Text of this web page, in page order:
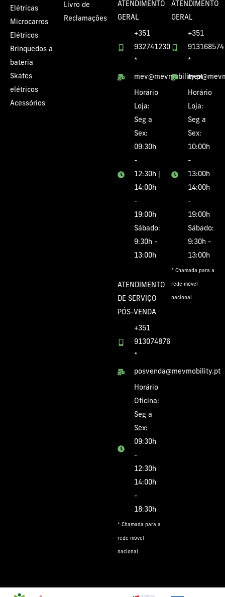
Elétricas
Microcarros
Elétricos
Brinquedos a
bateria
Skates
elétricos
Acessórios
Livro de
Reclamações
ATENDIMENTO
GERAL
+351
932741230
*
mev@mevmobility.pt
Horário
Loja:
Seg a
Sex:
09:30h
-
12:30h |
14:00h
-
19:00h
Sábado:
9:30h -
13:00h
ATENDIMENTO
DE SERVIÇO
PÓS-VENDA
+351
913074876
*
posvenda@mevmobility.pt
Horário
Oficina:
Seg a
Sex:
09:30h
-
12:30h
14:00h
-
18:30h
* Chamada para a
rede móvel
nacional
ATENDIMENTO
GERAL
+351
913168574
*
Horário
Loja:
Seg a
Sex:
10:00h
-
13:00h
14:00h
-
19:00h
Sábado:
9:30h -
13:00h
* Chamada para a
rede móvel
nacional